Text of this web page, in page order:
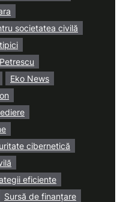
societatea civilă
Eko News
cibernetică
eficiente
Sursă de finanțare